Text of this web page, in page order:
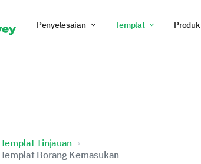
Penyelesaian Templat Produk
Templat Tinjauan
Templat Borang Kemasukan